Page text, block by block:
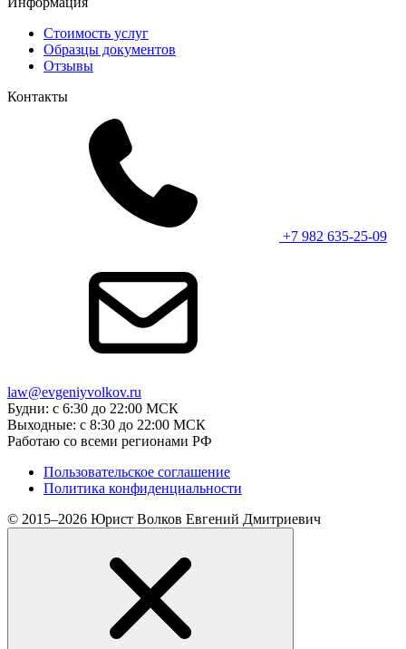
Стоимость услуг
Образцы документов
Отзывы
Контакты
+7 982 635-25-09
law@evgeniyvolkov.ru
Будни: с 6:30 до 22:00 МСК
Выходные: с 8:30 до 22:00 МСК
Работаю со всеми регионами РФ
Пользовательское соглашение
Политика конфиденциальности
© 2015–2026 Юрист Волков Евгений Дмитриевич